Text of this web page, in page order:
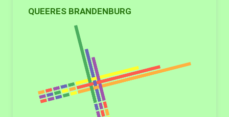
QUEERES BRANDENBURG